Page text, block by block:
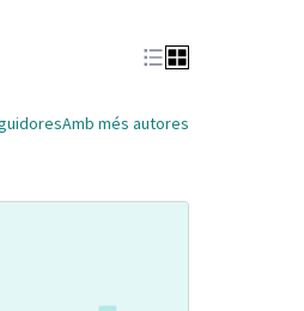
Amb més autores